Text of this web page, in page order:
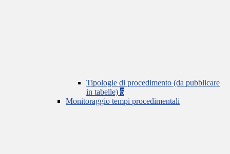
Tipologie di procedimento (da pubblicare
in tabelle) 6
Monitoraggio tempi procedimentali